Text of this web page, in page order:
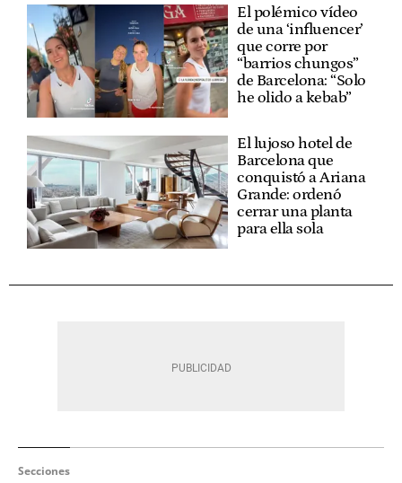
El polémico vídeo
de una ‘influencer’
que corre por
“barrios chungos”
de Barcelona: “Solo
he olido a kebab”
El lujoso hotel de
Barcelona que
conquistó a Ariana
Grande: ordenó
cerrar una planta
para ella sola
Secciones